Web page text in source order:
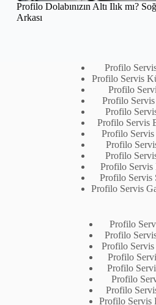
Profilo Dolabınızın Altı Ilık mı?
Arkası
Profilo
Profilo Servis
Profilo
Profilo
Profilo
Profilo Servis
Profilo Servis
Profilo
Profilo
Profilo Servis
Profilo Servis
Profilo Servis
Profilo
Profilo
Profilo Servis
Profilo
Profilo
Profilo
Profilo
Profilo Servis